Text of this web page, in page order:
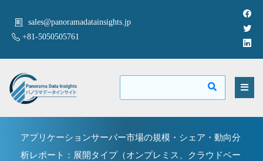
sales@panoramadatainsights.jp
+81-5050505761
アプリケーションサーバー市場の規模・シェア・動向分
析レポート：展開タイプ（オンプレミス、クラウドベー